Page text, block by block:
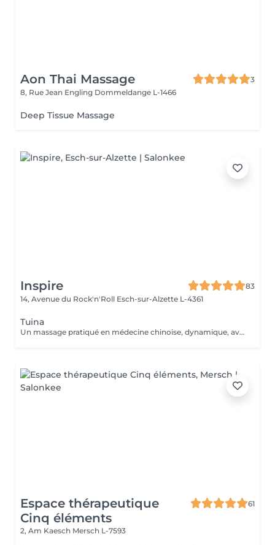
Aon Thai Massage
3
8, Rue Jean Engling Dommeldange L-1466
Deep Tissue Massage
Inspire
83
14, Avenue du Rock'n'Roll Esch-sur-Alzette L-4361
Tuina
Un massage pratiqué en médecine chinoise, dynamique, avec des manuvres visant à libérer les blocages énergétiques. Il fait circuler le Chi dans le corps et l'esprit pour atteindre un état de profonde relaxation.
Espace thérapeutique
Cinq éléments
61
2, Am Kaesch Mersch L-7593